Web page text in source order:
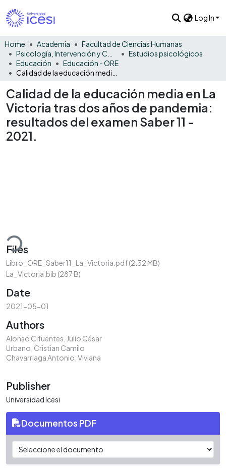
Log In
Home Academia
Facultad de Ciencias Humanas
Estudios psicológicos
Educación
Educación - ORE
Calidad de la educación media en La
Victoria tras dos años de pandemia:
resultados del examen Saber 11 -
2021.
Files
Libro_ORE_Saber11_La_Victoria.pdf(2.32 MB)
La_Victoria.bib (287 B)
Date
2021-05-01
Authors
Alonso Cifuentes, Julio César
Urbano, Cristian Camilo
Chavarriaga Antonio, Viviana
Publisher
Universidad Icesi
Documentos PDF